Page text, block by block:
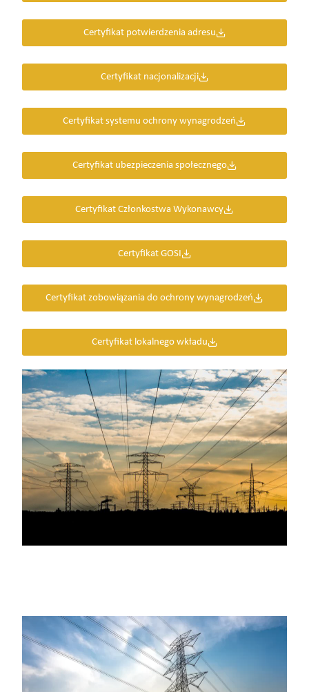
Certyfikat potwierdzenia adresu
Certyfikat nacjonalizacji
Certyfikat systemu ochrony wynagrodzeń
Certyfikat ubezpieczenia społecznego
Certyfikat Członkostwa Wykonawcy
Certyfikat GOSI
Certyfikat zobowiązania do ochrony wynagrodzeń
Certyfikat lokalnego wkładu